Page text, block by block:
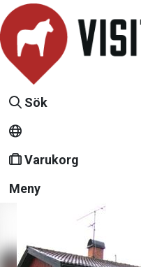
Sök
Varukorg
Meny